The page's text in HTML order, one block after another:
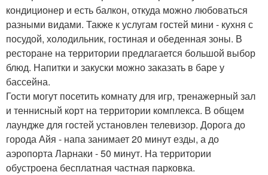
кондиционер и есть балкон, откуда можно любоваться
разными видами. Также к услугам гостей мини - кухня с
посудой, холодильник, гостиная и обеденная зоны. В
ресторане на территории предлагается большой выбор
блюд. Напитки и закуски можно заказать в баре у
бассейна.
Гости могут посетить комнату для игр, тренажерный зал
и теннисный корт на территории комплекса. В общем
лаундже для гостей установлен телевизор. Дорога до
города Айя - напа занимает 20 минут езды, а до
аэропорта Ларнаки - 50 минут. На территории
обустроена бесплатная частная парковка.